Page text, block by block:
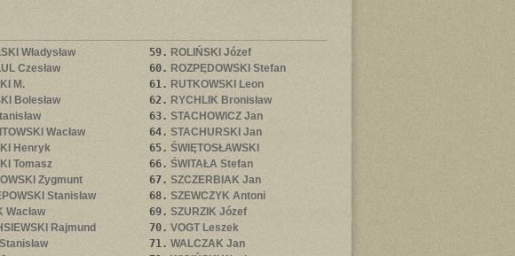
Władysław
Czesław
M.
Bolesław
Wacław
Henryk
Tomasz
Zygmunt
Stanisław
Wacław
Rajmund
59. ROLIŃSKI Józef
60. ROZPĘDOWSKI Stefan
61. RUTKOWSKI Leon
62. RYCHLIK Bronisław
63. STACHOWICZ Jan
64. STACHURSKI Jan
65. ŚWIĘTOSŁAWSKI
66. ŚWITAŁA Stefan
67. SZCZERBIAK Jan
68. SZEWCZYK Antoni
69. SZURZIK Józef
70. VOGT Leszek
71. WALCZAK Jan